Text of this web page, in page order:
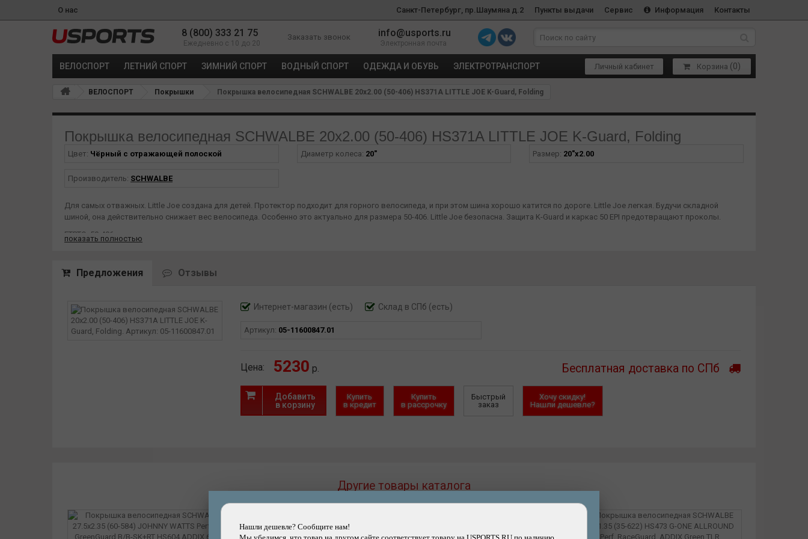
О нас Санкт-Петербург, пр.Шаумяна д.2 Пункты выдачи Сервис Информация Контакты
8 (800) 333 21 75
Ежедневно с 10 до 20
Заказать звонок info@usports.ru
Электронная почта
ВЕЛОСПОРТ ЛЕТНИЙ СПОРТ ЗИМНИЙ СПОРТ ВОДНЫЙ СПОРТ ОДЕЖДА И ОБУВЬ ЭЛЕКТРОТРАНСПОРТ Личный кабинет Корзина (0)
ВЕЛОСПОРТ Покрышки Покрышка велосипедная SCHWALBE 20x2.00 (50-406) HS371A LITTLE JOE K-Guard, Folding
Покрышка велосипедная SCHWALBE 20x2.00 (50-406) HS371A LITTLE JOE K-Guard, Folding
Цвет: Чёрный с отражающей полоской Диаметр колеса: 20" Размер: 20"х2.00
Производитель: SCHWALBE
Для самых отважных. Little Joe создана для детей. Протектор подходит для горного велосипеда, и при этом шина хорошо катится по дороге. Little Joe легкая. Будучи складной
шиной, она действительно снижает вес велосипеда. Особенно это актуально для размера 50-406. Little Joe безопасна. Защита K-Guard и каркас 50 EPI предотвращают проколы.
ETRTO: 50-406
Version: K-Guard
Compound: Endurance
Bead: Folding
Epi: 50
Load (kg): 75 kg
показать полностью
Предложения Отзывы
Интернет-магазин (есть) Склад в СПб (есть)
Артикул: 05-11600847.01
Бесплатная доставка по СПб
Цена: 5230 р.
Нашли дешевле? Сообщите нам!
Добавить
в корзину
Купить
в кредит
Купить
в рассрочку
Быстрый
заказ
Хочу скидку!
Нашли дешевле?
Другие товары каталога